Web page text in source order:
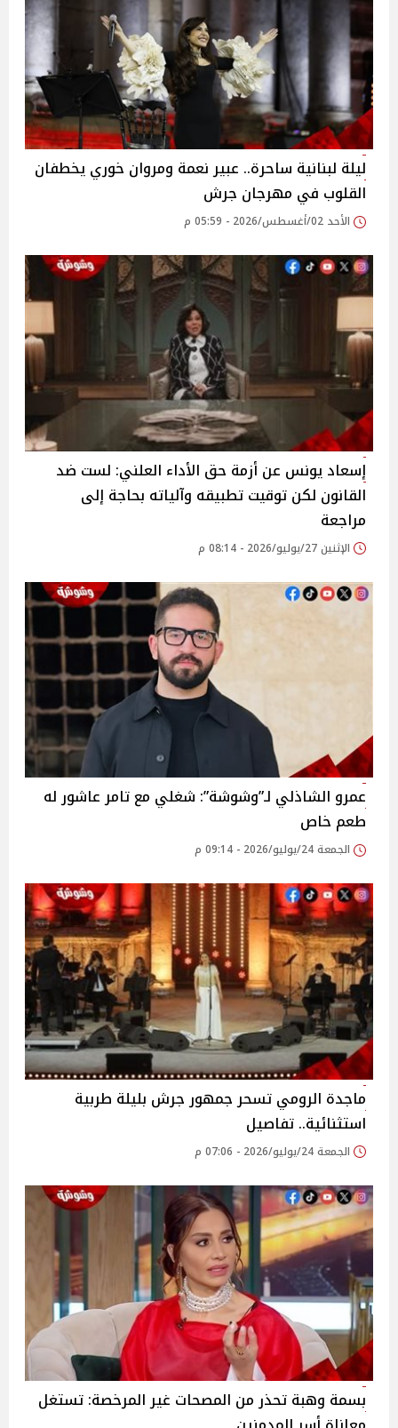
ليلة لبنانية ساحرة.. عبير نعمة ومروان خوري يخطفان
القلوب في مهرجان جرش
الأحد 02/أغسطس/2026 - 05:59 م
إسعاد يونس عن أزمة حق الأداء العلني: لست ضد
القانون لكن توقيت تطبيقه وآلياته بحاجة إلى
مراجعة
الإثنين 27/يوليو/2026 - 08:14 م
عمرو الشاذلي لـ”وشوشة”: شغلي مع تامر عاشور له
طعم خاص
الجمعة 24/يوليو/2026 - 09:14 م
ماجدة الرومي تسحر جمهور جرش بليلة طربية
استثنائية.. تفاصيل
الجمعة 24/يوليو/2026 - 07:06 م
بسمة وهبة تحذر من المصحات غير المرخصة: تستغل